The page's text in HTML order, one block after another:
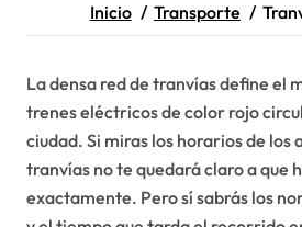
Inicio Transporte
La densa red de tranvías define el
trenes eléctricos de color rojo
ciudad. Si miras los horarios de los
tranvías no te quedará claro a que
exactamente. Pero sí sabrás los